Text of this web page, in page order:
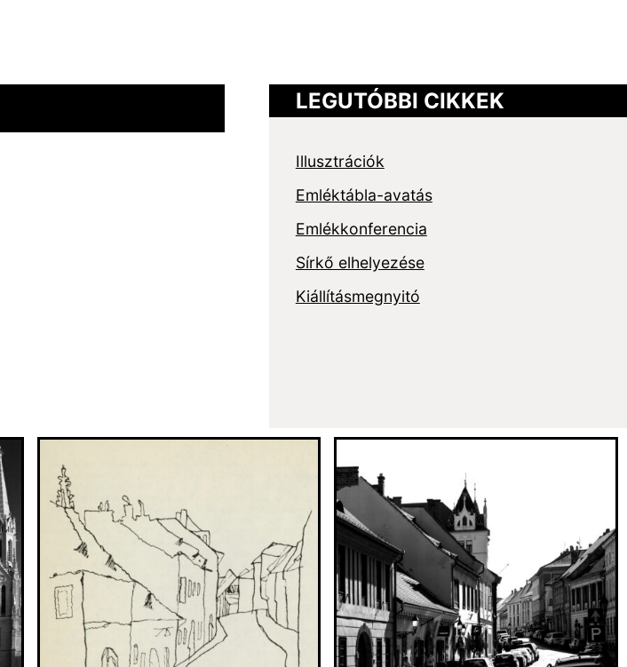
LEGUTÓBBI CIKKEK
Illusztrációk
Emléktábla-avatás
Emlékkonferencia
Sírkő elhelyezése
Kiállításmegnyitó